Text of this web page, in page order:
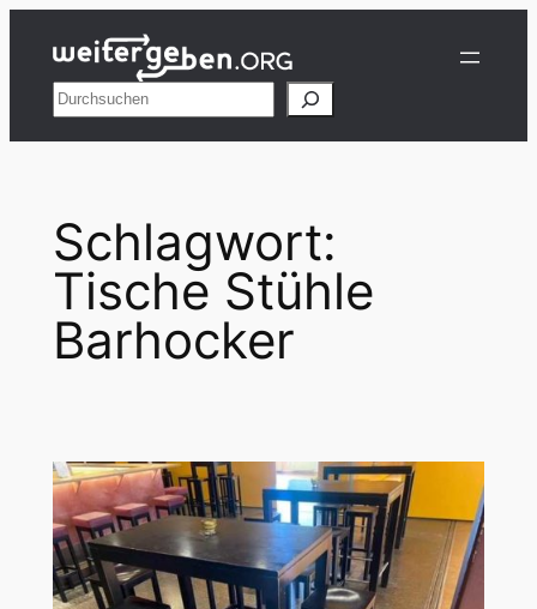
Inhalt
springenSuchen
Schlagwort:
Tische Stühle
Barhocker